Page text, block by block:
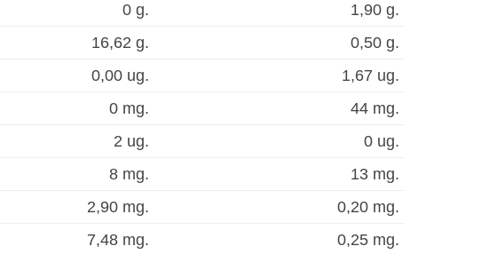
0 g.
1,90 g.
16,62 g.
0,50 g.
0,00 ug.
1,67 ug.
0 mg.
44 mg.
2 ug.
0 ug.
8 mg.
13 mg.
2,90 mg.
0,20 mg.
7,48 mg. 0,25 mg.